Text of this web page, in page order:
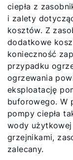
ciepła z
i zalety
kosztów. Z
dodatkowe
konieczność
przypadku
ogrzewania
eksploatację
buforowego. W
pompy ciepła
wody
grzejnikami,
zalecany.